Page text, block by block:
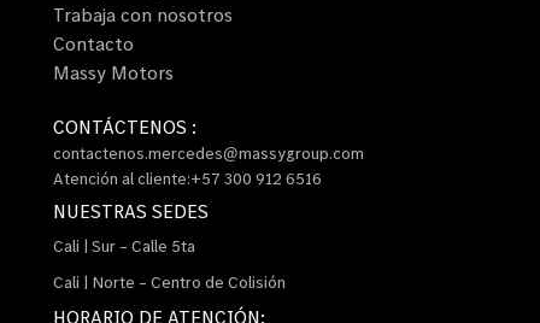
Trabaja con nosotros
Contacto
Massy Motors
CONTÁCTENOS :
contactenos.mercedes@massygroup.com
Atención al cliente:+57 300 912 6516
NUESTRAS SEDES
Cali | Sur – Calle 5ta
Cali | Norte – Centro de Colisión
HORARIO DE ATENCIÓN: